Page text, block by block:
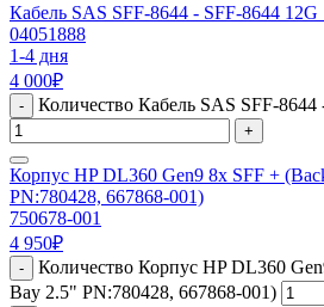
Кабель SAS SFF-8644 - SFF-8644 12G
04051888
1-4 дня
4 000₽
- Количество Кабель SAS SFF-8644
+
Корпус HP DL360 Gen9 8x SFF +
PN:780428, 667868-001)
750678-001
4 950₽
-
Количество Корпус HP DL360
Bay 2.5" PN:780428, 667868-001)